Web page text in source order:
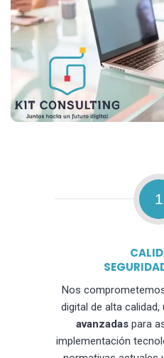
1
Nos
digital de alta calidad,
avanzadas para
implementación